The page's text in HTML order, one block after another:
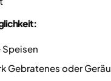
Gebratenes oder